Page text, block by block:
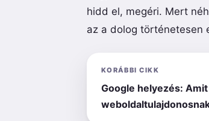
hidd el, megéri. Mert
az a dolog történetesen
KORÁBBI CIKK
Google helyezés: